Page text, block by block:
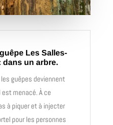
Les Salles-
dans un arbre.
guêpes deviennent
menacé. À ce
à piquer et à injecter
pour les personnes